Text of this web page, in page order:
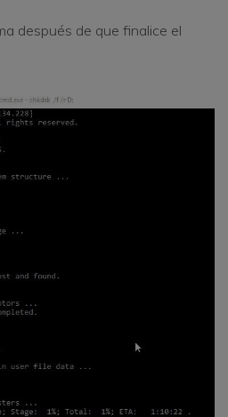
después de que finalice el